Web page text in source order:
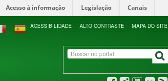
Acesso à informação Legislação Canais
ACESSIBILIDADE ALTO CONTRASTE MAPA DO SITE